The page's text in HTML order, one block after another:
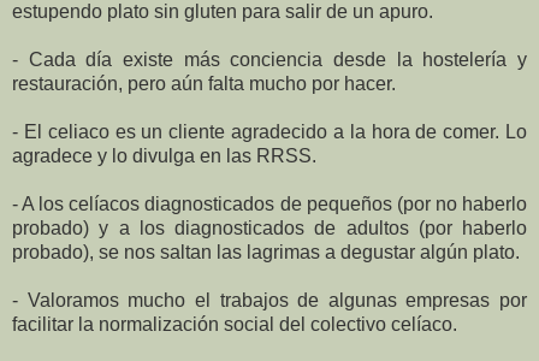
estupendo plato sin gluten para salir de un apuro.
- Cada día existe más conciencia desde la hostelería y
restauración, pero aún falta mucho por hacer.
- El celiaco es un cliente agradecido a la hora de comer. Lo
agradece y lo divulga en las RRSS.
-A los celíacos diagnosticados de pequeños (por no haberlo
probado) y a los diagnosticados de adultos (por haberlo
probado), se nos saltan las lagrimas a degustar algún plato.
- Valoramos mucho el trabajos de algunas empresas por
facilitar la normalización social del colectivo celíaco.